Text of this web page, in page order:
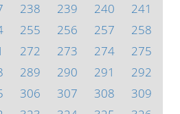
238 239 240
241
255 256 257
258
272 273 274
275
289 290 291
292
306 307 308
309